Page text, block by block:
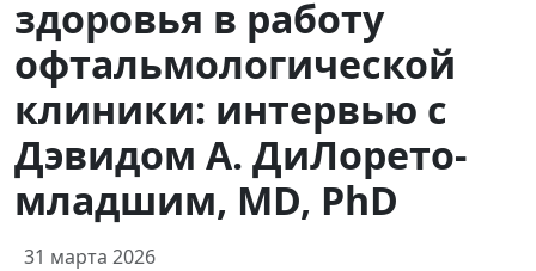
здоровья в работу
офтальмологической
клиники: интервью с
Дэвидом А. ДиЛорето-
младшим, MD, PhD
31 марта 2026